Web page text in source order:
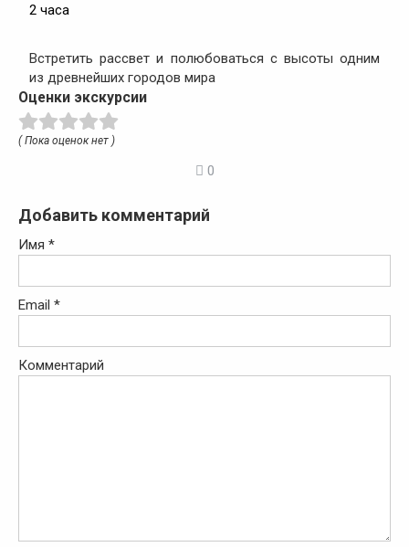
2 часа
Встретить рассвет и полюбоваться с высоты одним
из древнейших городов мира
Оценки экскурсии
( Пока оценок нет )
0
Добавить комментарий
Имя *
Email *
Комментарий